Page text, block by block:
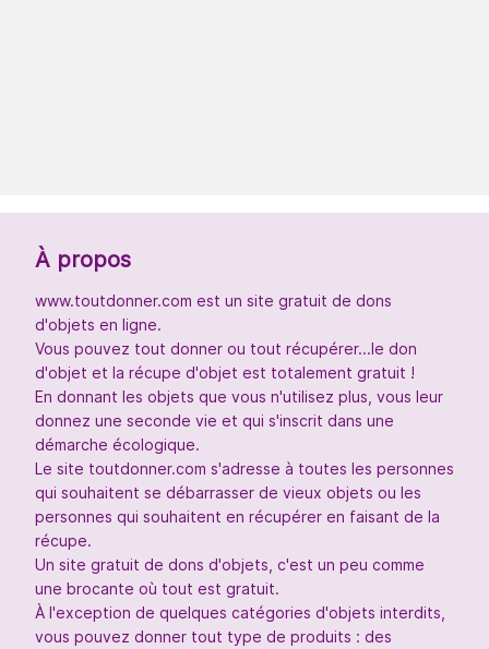
À propos
www.toutdonner.com est un site gratuit de dons
d'objets en ligne.
Vous pouvez tout donner ou tout récupérer...le don
d'objet et la récupe d'objet est totalement gratuit !
En donnant les objets que vous n'utilisez plus, vous leur
donnez une seconde vie et qui s'inscrit dans une
démarche écologique.
Le site toutdonner.com s'adresse à toutes les personnes
qui souhaitent se débarrasser de vieux objets ou les
personnes qui souhaitent en récupérer en faisant de la
récupe.
Un site gratuit de dons d'objets, c'est un peu comme
une brocante où tout est gratuit.
À l'exception de quelques catégories d'objets interdits,
vous pouvez donner tout type de produits : des